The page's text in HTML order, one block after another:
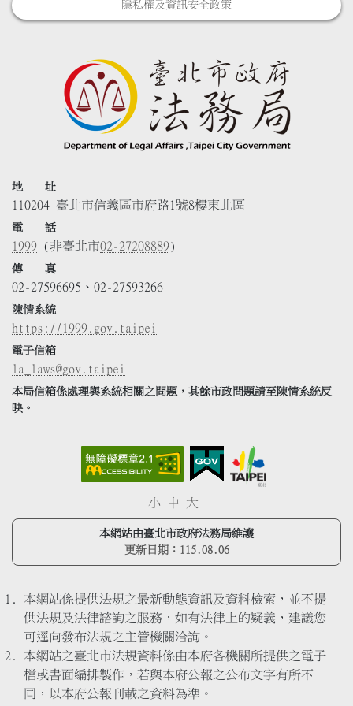
隱私權及資訊安全政策
地 址
110204 臺北市信義區市府路1號8樓東北區
電 話
1999 (非臺北市02-27208889)
傳 真
02-27596695、02-27593266
陳情系統
https://1999.gov.taipei
電子信箱
la_laws@gov.taipei
本局信箱係處理與系統相關之問題，其餘市政問題請至陳情系統反
映。
小 中 大
本網站由臺北市政府法務局維護
更新日期： 115.08.06
本網站係提供法規之最新動態資訊及資料檢索，並不提
供法規及法律諮詢之服務，如有法律上的疑義，建議您
可逕向發布法規之主管機關洽詢。
本網站之臺北市法規資料係由本府各機關所提供之電子
檔或書面編排製作，若與本府公報之公布文字有所不
同，以本府公報刊載之資料為準。